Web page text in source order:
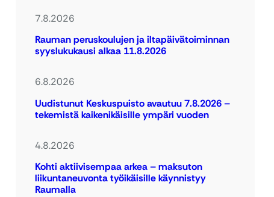
7.8.2026
Rauman peruskoulujen ja iltapäivätoiminnan
syyslukukausi alkaa 11.8.2026
6.8.2026
Uudistunut Keskuspuisto avautuu 7.8.2026 –
tekemistä kaikenikäisille ympäri vuoden
4.8.2026
Kohti aktiivisempaa arkea – maksuton
liikuntaneuvonta työikäisille käynnistyy
Raumalla